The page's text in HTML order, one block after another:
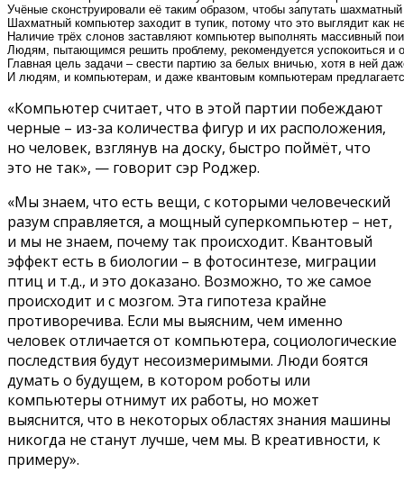
Учёные сконструировали её таким образом, чтобы запутать
Шахматный компьютер заходит в тупик, потому что это выглядит как
Наличие трёх слонов заставляют компьютер выполнять массивный
Людям, пытающимся решить проблему, рекомендуется успокоиться и
Главная цель задачи – свести партию за белых вничью, хотя в ней
И людям, и компьютерам, и даже квантовым компьютерам
«Компьютер считает, что в этой партии побеждают
черные – из-за количества фигур и их расположения,
но человек, взглянув на доску, быстро поймёт, что
это не так», — говорит сэр Роджер.
«Мы знаем, что есть вещи, с которыми человеческий
разум справляется, а мощный суперкомпьютер – нет,
и мы не знаем, почему так происходит. Квантовый
эффект есть в биологии – в фотосинтезе, миграции
птиц и т.д., и это доказано. Возможно, то же самое
происходит и с мозгом. Эта гипотеза крайне
противоречива. Если мы выясним, чем именно
человек отличается от компьютера, социологические
последствия будут несоизмеримыми. Люди боятся
думать о будущем, в котором роботы или
компьютеры отнимут их работы, но может
выяснится, что в некоторых областях знания машины
никогда не станут лучше, чем мы. В креативности, к
примеру».